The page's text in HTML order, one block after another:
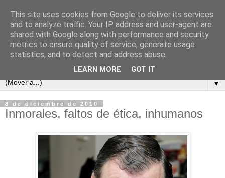
▼
8 de diciembre de 2010
Inmorales, faltos de ética, inhumanos
This site uses cookies from Google to deliver its services
and to analyze traffic. Your IP address and user-agent are
shared with Google along with performance and security
metrics to ensure quality of service, generate usage
statistics, and to detect and address abuse.
LEARN MORE GOT IT